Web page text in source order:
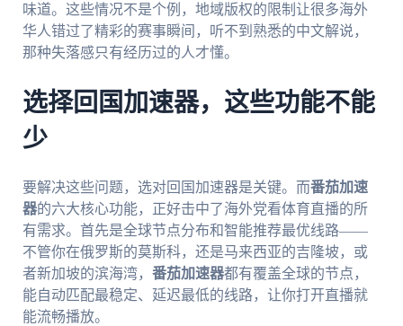
味道。这些情况不是个例，地域版权的限制让很多海外
华人错过了精彩的赛事瞬间，听不到熟悉的中文解说，
那种失落感只有经历过的人才懂。
选择回国加速器，这些功能不能
少
要解决这些问题，选对回国加速器是关键。而番茄加速
器的六大核心功能，正好击中了海外党看体育直播的所
有需求。首先是全球节点分布和智能推荐最优线路——
不管你在俄罗斯的莫斯科，还是马来西亚的吉隆坡，或
者新加坡的滨海湾， 番茄加速器都有覆盖全球的节点，
能自动匹配最稳定、延迟最低的线路，让你打开直播就
能流畅播放。